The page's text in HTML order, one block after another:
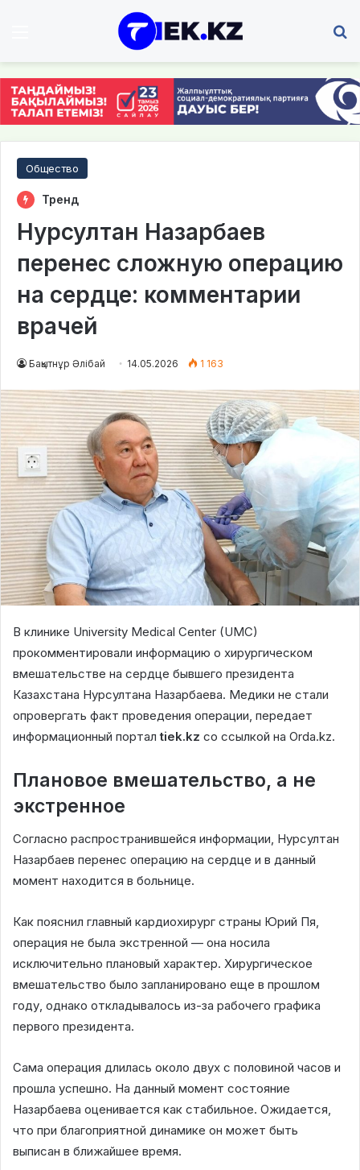
Общество
Тренд
Нурсултан Назарбаев
перенес сложную операцию
на сердце: комментарии
врачей
Бақытнұр Әлібай 14.05.2026 1 163
В клинике University Medical Center (UMC)
прокомментировали информацию о хирургическом
вмешательстве на сердце бывшего президента
Казахстана Нурсултана Назарбаева. Медики не стали
опровергать факт проведения операции, передает
информационный порталtiek.kz со ссылкой на Orda.kz.
Плановое вмешательство, а не
экстренное
Согласно распространившейся информации, Нурсултан
Назарбаев перенес операцию на сердце и в данный
момент находится в больнице.
Как пояснил главный кардиохирург страны Юрий Пя,
операция не была экстренной — она носила
исключительно плановый характер. Хирургическое
вмешательство было запланировано еще в прошлом
году, однако откладывалось из-за рабочего графика
первого президента.
Сама операция длилась около двух с половиной часов и
прошла успешно. На данный момент состояние
Назарбаева оценивается как стабильное. Ожидается,
что при благоприятной динамике он может быть
выписан в ближайшее время.